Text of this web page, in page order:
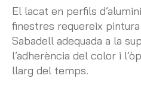
El lacat en perfils
finestres requereix
Sabadell adequada a la
l’adherència del color i
llarg del temps.